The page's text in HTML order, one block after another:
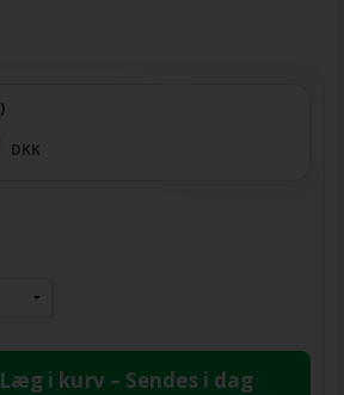
DKK
Læg i kurv – Sendes i dag